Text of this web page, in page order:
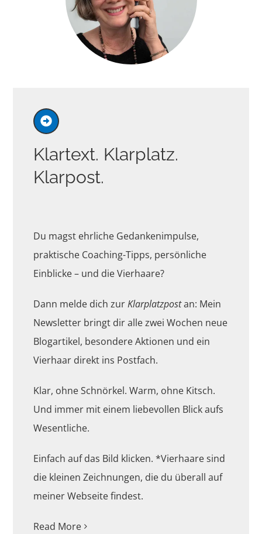
Klartext. Klarplatz.
Klarpost.
Du magst ehrliche Gedankenimpulse,
praktische Coaching-Tipps, persönliche
Einblicke – und die Vierhaare?
Dann melde dich zurKlarplatzpostan: Mein
Newsletter bringt dir alle zwei Wochen neue
Blogartikel, besondere Aktionen und ein
Vierhaar direkt ins Postfach.
Klar, ohne Schnörkel. Warm, ohne Kitsch.
Und immer mit einem liebevollen Blick aufs
Wesentliche.
Einfach auf das Bild klicken. *Vierhaare sind
die kleinen Zeichnungen, die du überall auf
meiner Webseite findest.
Read More